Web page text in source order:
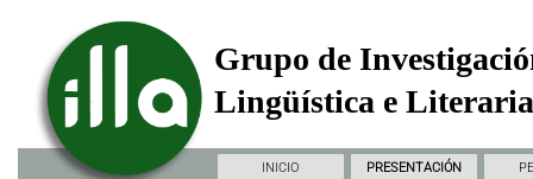
Grupo de
Lingüística e
INICIO PRESENTACIÓN